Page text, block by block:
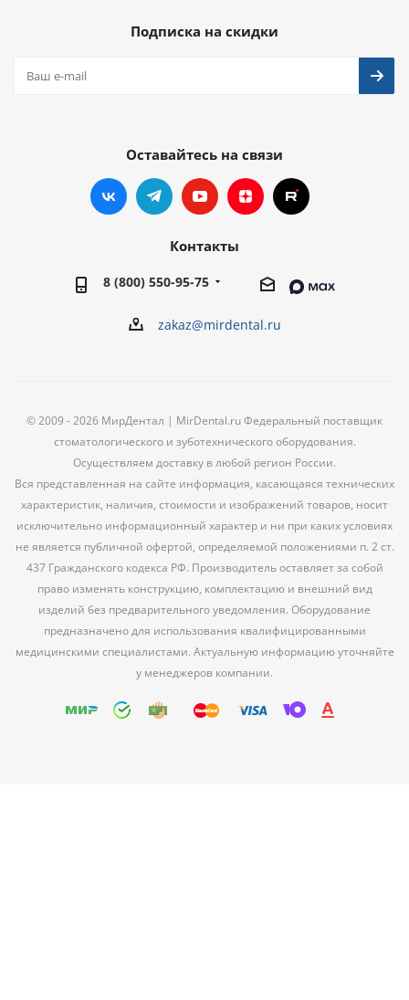
Подписка на скидки
Оставайтесь на связи
Контакты
8 (800) 550-95-75
zakaz@mirdental.ru
© 2009 - 2026 МирДентал | MirDental.ru Федеральный поставщик
стоматологического и зуботехнического оборудования.
Осуществляем доставку в любой регион России.
Вся представленная на сайте информация, касающаяся технических
характеристик, наличия, стоимости и изображений товаров, носит
исключительно информационный характер и ни при каких условиях
не является публичной офертой, определяемой положениями п. 2 ст.
437 Гражданского кодекса РФ. Производитель оставляет за собой
право изменять конструкцию, комплектацию и внешний вид
изделий без предварительного уведомления. Оборудование
предназначено для использования квалифицированными
медицинскими специалистами. Актуальную информацию уточняйте
у менеджеров компании.